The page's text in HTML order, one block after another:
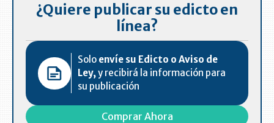
¿Quiere publicar su edicto en
línea?
Solo envíe su Edicto o Aviso de
Ley,y recibirá la información para
su publicación
Comprar Ahora